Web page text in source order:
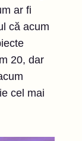
ar fi
că acum
20, dar
cel mai